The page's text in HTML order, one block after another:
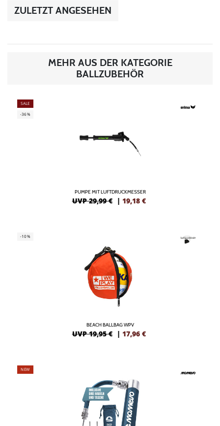
ZULETZT ANGESEHEN
MEHR AUS DER KATEGORIE
BALLZUBEHÖR
SALE
-36%
PUMPE MIT LUFTDRUCKMESSER
UVP 29,99 € | 19,18 €
-10%
BEACH BALLBAG WPV
UVP 19,95 € | 17,96 €
NEW